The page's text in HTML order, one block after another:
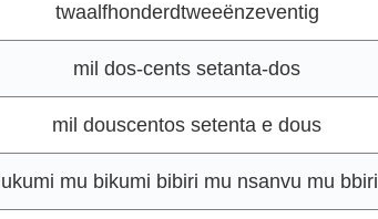
twaalfhonderdtweeënzeventig
mil dos-cents setanta-dos
mil douscentos setenta e dous
lukumi mu bikumi bibiri mu nsanvu mu bbiri